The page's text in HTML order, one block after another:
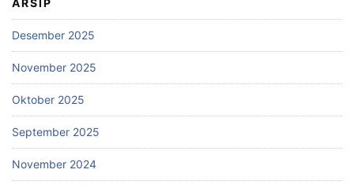
Desember 2025
November 2025
Oktober 2025
September 2025
November 2024